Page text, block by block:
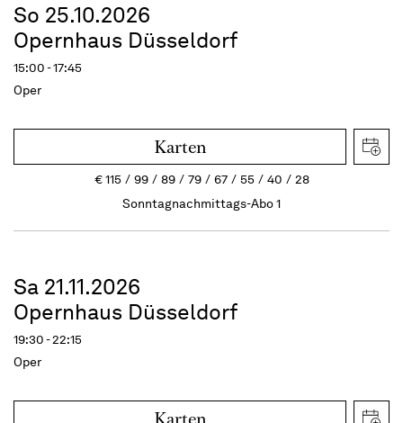
So 25.10.2026
Opernhaus Düsseldorf
15:00 - 17:45
Oper
Karten
€115 99 89 79 67 55 40
28
Sonntagnachmittags-Abo 1
Sa 21.11.2026
Opernhaus Düsseldorf
19:30 - 22:15
Oper